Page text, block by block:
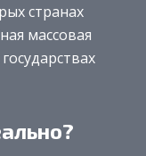
странах
массовая